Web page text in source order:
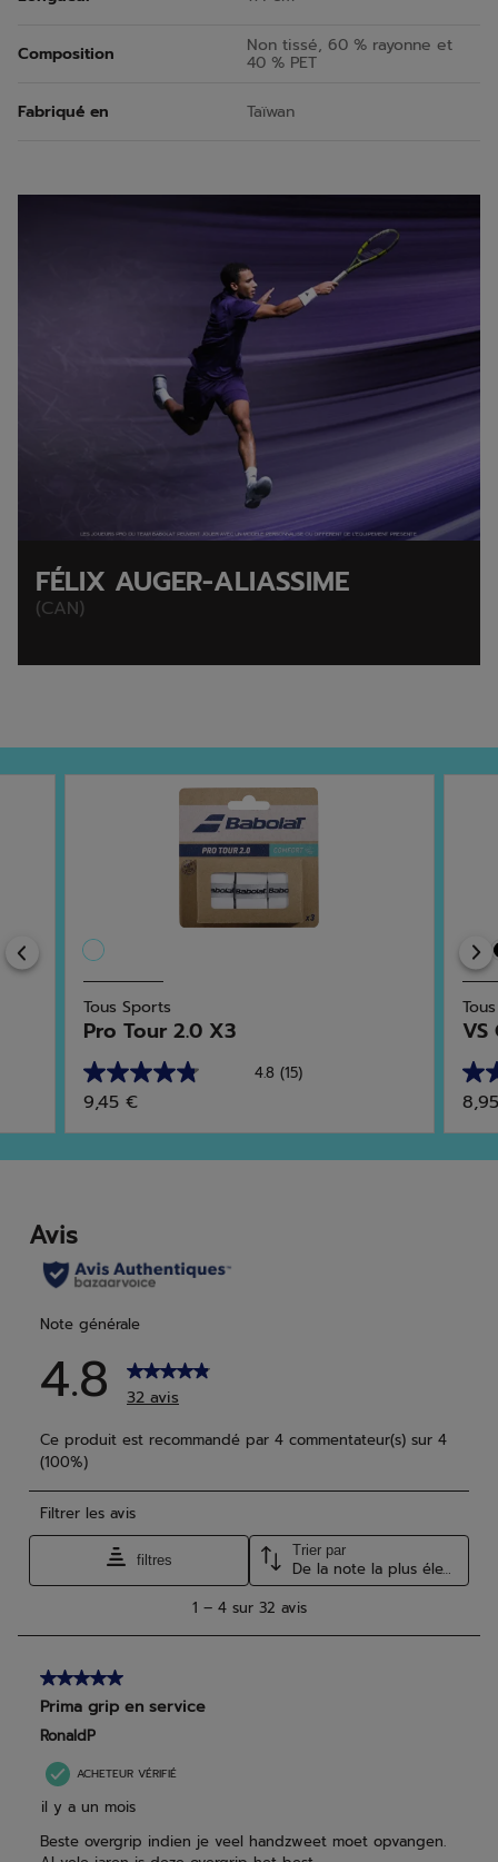
Composition Non tissé, 60 % rayonne et
40 % PET
Fabriqué en Taïwan
FÉLIX AUGER-ALIASSIME
(CAN)
Previous
Tous Sports
Pro Tour 2.0 X3
4.8 (15)
4.8
sur
5
étoiles.
9,45 €
VS
4.8
sur
5